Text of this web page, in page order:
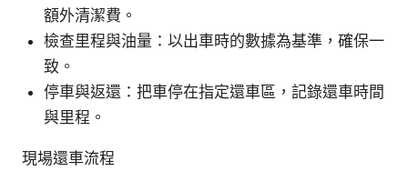
額外清潔費。
檢查里程與油量：以出車時的數據為基準，確保一
致。
停車與返還：把車停在指定還車區，記錄還車時間
與里程。
現場還車流程